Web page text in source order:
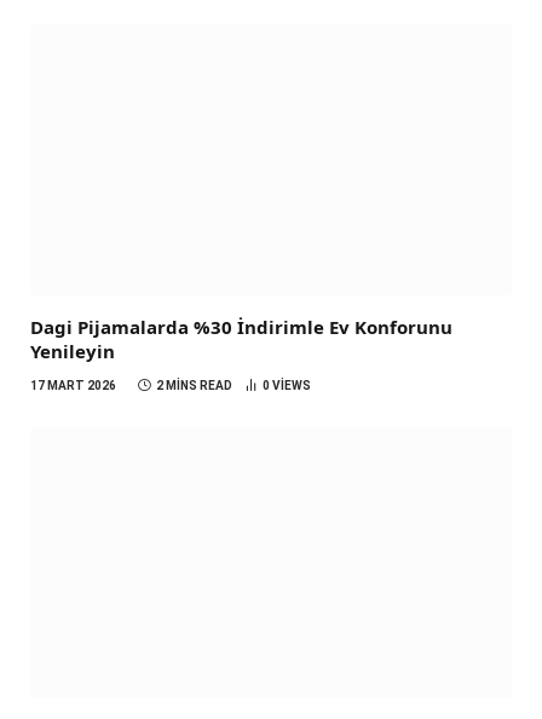
Dagi Pijamalarda %30 İndirimle Ev Konforunu
Yenileyin
17 MART 2026 2 MINS READ 0 VIEWS